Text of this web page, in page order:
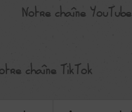
Notre chaîne YouTube
chaîne TikTok